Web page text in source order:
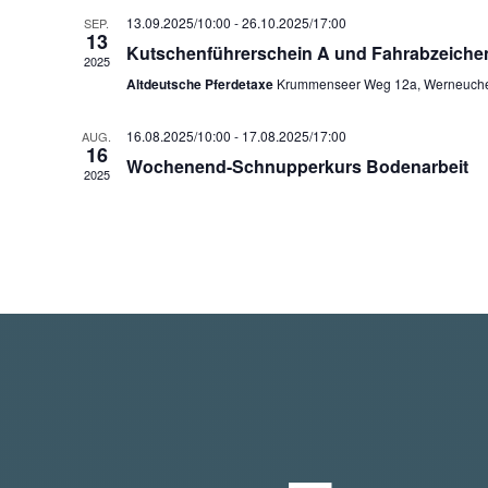
SEP.
13
2025
13.09.2025/10:00 -26.10.2025/17:00
Kutschenführerschein A und
Altdeutsche Pferdetaxe Krummenseer Weg 12a,
AUG.
16
2025
16.08.2025/10:00 - 17.08.2025/17:00
Wochenend-Schnupperkurs Bodenarbeit